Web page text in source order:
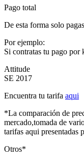
Pago total
De esta forma solo
Por ejemplo:
Si contratas tu pago por
Attitude
SE 2017
Encuentra tu tarifa aqui
*La comparación de
mercado,tomada de
tarifas aqui presentadas
Otros*